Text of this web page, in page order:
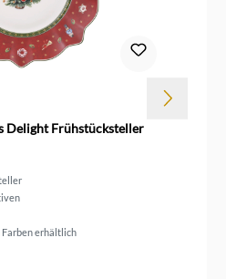
Delight Frühstücksteller
erhältlich